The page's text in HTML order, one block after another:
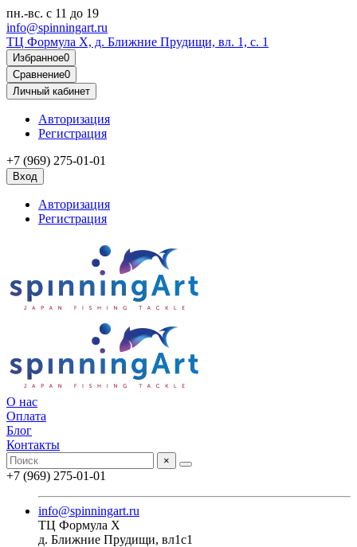
пн.-вс. с 11 до 19
info@spinningart.ru
ТЦ Формула X, д. Ближние Прудищи, вл. 1, с. 1
Избранное0
Сравнение0
Личный кабинет
Авторизация
Регистрация
+7 (969) 275-01-01
Вход
Авторизация
Регистрация
О нас
Оплата
Блог
Контакты
×
+7 (969) 275-01-01
info@spinningart.ru
ТЦ Формула X
д. Ближние Прудищи, вл1с1